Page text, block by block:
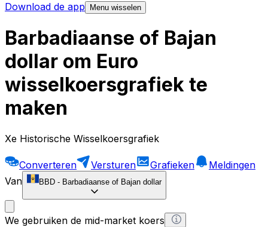
Download de app
Menu wisselen
Barbadiaanse of Bajan
dollar om Euro
wisselkoersgrafiek te
maken
Xe Historische Wisselkoersgrafiek
Converteren Versturen Grafieken
Meldingen
Van
BBD - Barbadiaanse of Bajan dollar
We gebruiken de mid-market koers